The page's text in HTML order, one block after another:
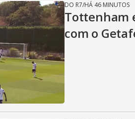
DO R7/HÁ 46 MINUTOS
Tottenham
com o